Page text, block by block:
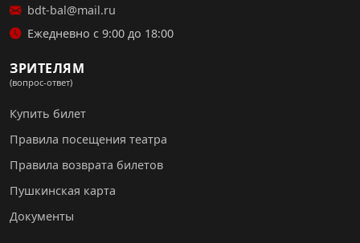
bdt-bal@mail.ru
Ежедневно с 9:00 до 18:00
ЗРИТЕЛЯМ
(вопрос-ответ)
Купить билет
Правила посещения театра
Правила возврата билетов
Пушкинская карта
Документы